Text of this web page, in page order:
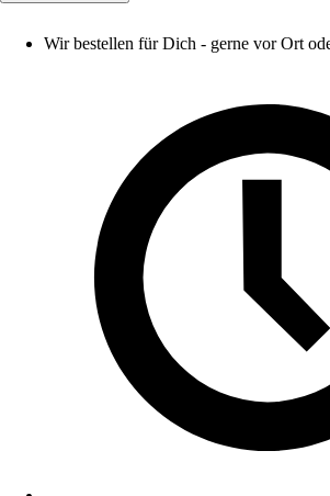
Wir bestellen für Dich - gerne vor Ort